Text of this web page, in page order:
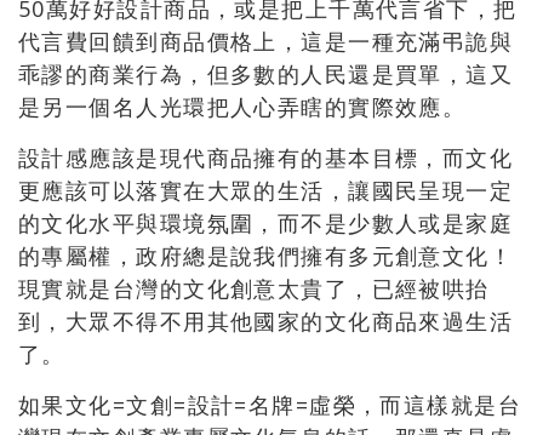
50萬好好設計商品，或是把上千萬代言省下，把
代言費回饋到商品價格上，這是一種充滿弔詭與
乖謬的商業行為，但多數的人民還是買單，這又
是另一個名人光環把人心弄瞎的實際效應。
設計感應該是現代商品擁有的基本目標，而文化
更應該可以落實在大眾的生活，讓國民呈現一定
的文化水平與環境氛圍，而不是少數人或是家庭
的專屬權，政府總是說我們擁有多元創意文化！
現實就是台灣的文化創意太貴了，已經被哄抬
到，大眾不得不用其他國家的文化商品來過生活
了。
如果文化=文創=設計=名牌=虛榮，而這樣就是台